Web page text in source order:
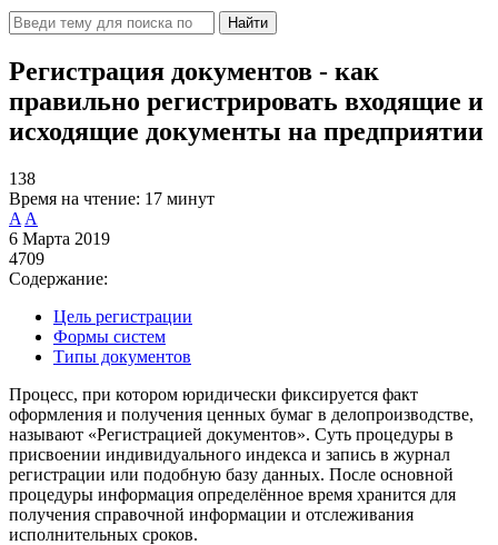
Найти
Регистрация документов - как
правильно регистрировать входящие и
исходящие документы на предприятии
138
Время на чтение: 17 минут
A A
6 Марта 2019
4709
Содержание:
Цель регистрации
Формы систем
Типы документов
Процесс, при котором юридически фиксируется факт
оформления и получения ценных бумаг в делопроизводстве,
называют «Регистрацией документов». Суть процедуры в
присвоении индивидуального индекса и запись в журнал
регистрации или подобную базу данных. После основной
процедуры информация определённое время хранится для
получения справочной информации и отслеживания
исполнительных сроков.